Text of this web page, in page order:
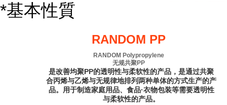
*基本性質
RANDOM PP
RANDOM Polypropylene
无规共聚PP
是改善均聚PP的透明性与柔软性的产品，是通过共聚
合丙烯与乙烯与无规律地排列两种单体的方式生产的产
品。用于制造家庭用品、食品·衣物包装等需要透明性
与柔软性的产品。